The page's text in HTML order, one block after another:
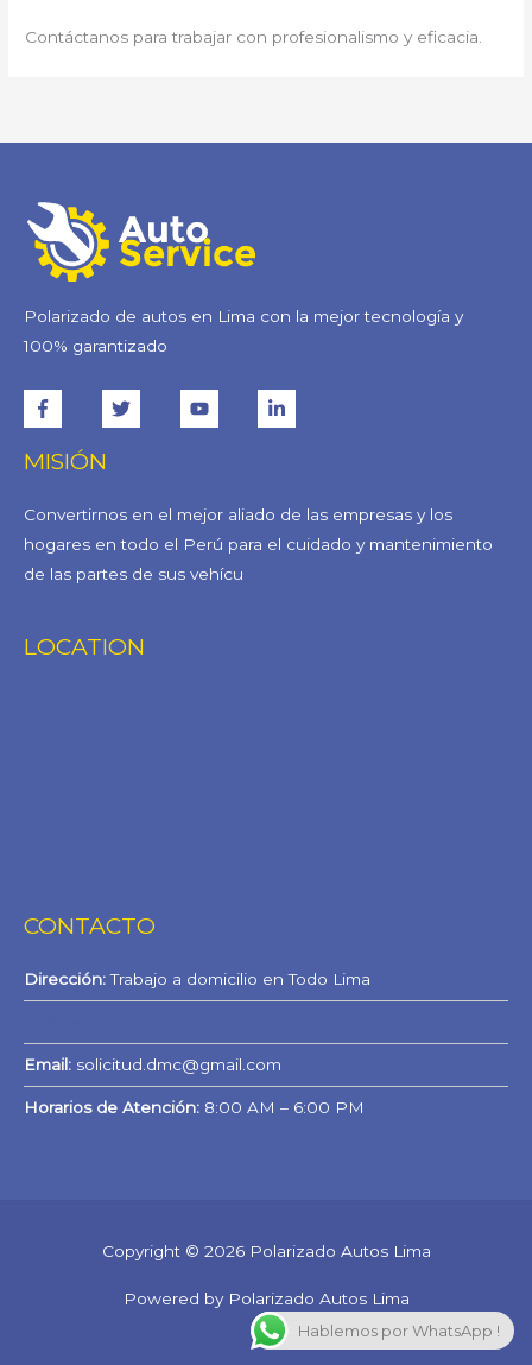
Contáctanos para trabajar con profesionalismo y eficacia.
Polarizado de autos en Lima con la mejor tecnología y
100% garantizado
MISIÓN
Convertirnos en el mejor aliado de las empresas y los
hogares en todo el Perú para el cuidado y mantenimiento
de las partes de sus vehícu
LOCATION
CONTACTO
Dirección:Trabajo a domicilio en Todo Lima
Email: solicitud.dmc@gmail.com
Horarios de Atención: 8:00 AM – 6:00 PM
Copyright © 2026 Polarizado Autos Lima
Powered by Polarizado Autos Lima
Hablemos por WhatsApp !